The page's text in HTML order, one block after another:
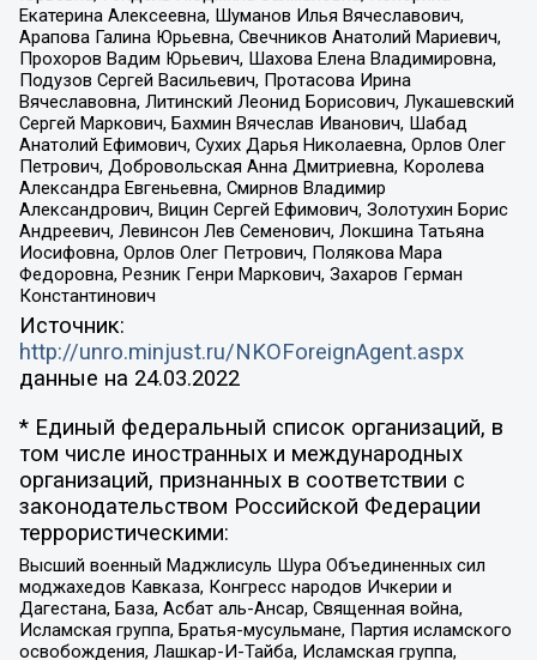
Екатерина Алексеевна, Шуманов Илья Вячеславович,
Арапова Галина Юрьевна, Свечников Анатолий Мариевич,
Прохоров Вадим Юрьевич, Шахова Елена Владимировна,
Подузов Сергей Васильевич, Протасова Ирина
Вячеславовна, Литинский Леонид Борисович, Лукашевский
Сергей Маркович, Бахмин Вячеслав Иванович, Шабад
Анатолий Ефимович, Сухих Дарья Николаевна, Орлов Олег
Петрович, Добровольская Анна Дмитриевна, Королева
Александра Евгеньевна, Смирнов Владимир
Александрович, Вицин Сергей Ефимович, Золотухин Борис
Андреевич, Левинсон Лев Семенович, Локшина Татьяна
Иосифовна, Орлов Олег Петрович, Полякова Мара
Федоровна, Резник Генри Маркович, Захаров Герман
Константинович
Источник:
http://unro.minjust.ru/NKOForeignAgent.aspx
данные на 24.03.2022
* Единый федеральный список организаций, в
том числе иностранных и международных
организаций, признанных в соответствии с
законодательством Российской Федерации
террористическими:
Высший военный Маджлисуль Шура Объединенных сил
моджахедов Кавказа, Конгресс народов Ичкерии и
Дагестана, База, Асбат аль-Ансар, Священная война,
Исламская группа, Братья-мусульмане, Партия исламского
освобождения, Лашкар-И-Тайба, Исламская группа,